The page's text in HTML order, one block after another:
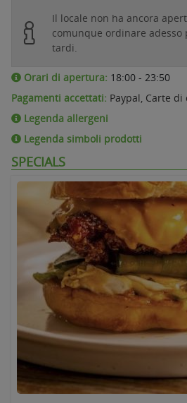
Il locale non ha ancora
comunque ordinare adesso
tardi.
Orari di apertura: 18:00 - 23:50
Pagamenti accettati: Paypal, Carte
Legenda allergeni
Legenda simboli prodotti
SPECIALS